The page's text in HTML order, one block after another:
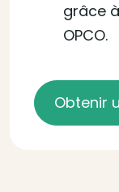
grâce
OPCO.
Obtenir